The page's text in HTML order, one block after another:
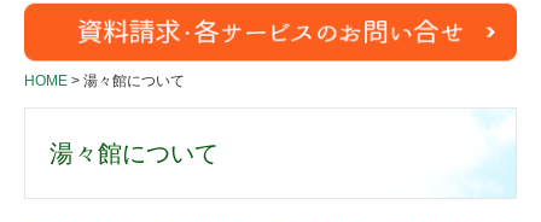
錦麓荘について
施設概要
サービスについて
特別養護老人ホーム
HOME 湯々館について
湯々館について